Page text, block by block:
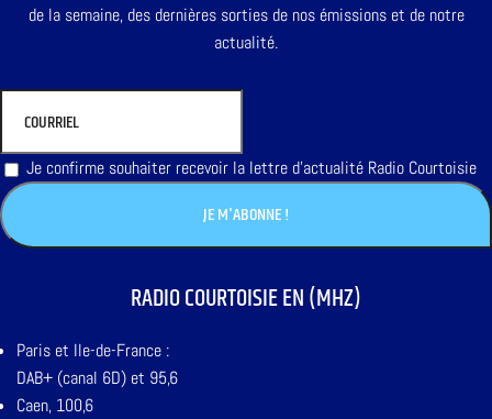
de la semaine, des dernières sorties de nos émissions et de notre
actualité.
Je confirme souhaiter recevoir la lettre d'actualité Radio Courtoisie
RADIO COURTOISIE EN (MHZ)
Paris et Ile-de-France :
DAB+ (canal 6D) et 95,6
Caen, 100,6